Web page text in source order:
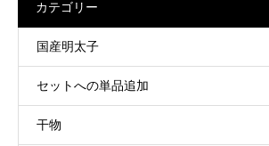
カテゴリー
国産明太子
セットへの単品追加
干物